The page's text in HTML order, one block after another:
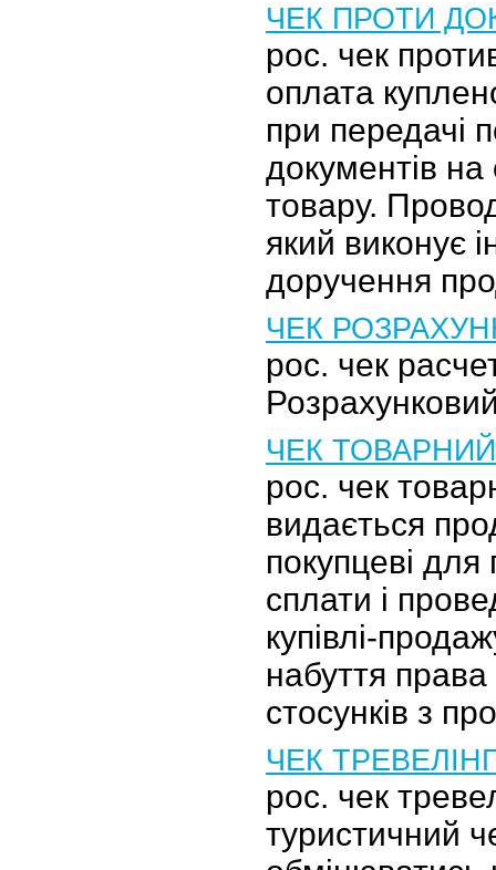
ЧЕК ПРОТИ
рос. чек
оплата
при передачі
документів
товару.
який виконує
доручення
ЧЕК
рос. чек
ЧЕК ТОВАРНИЙ
рос. чек
видається
покупцеві
сплати і
купівлі-
набуття
стосунків з
ЧЕК
рос. чек
туристичний